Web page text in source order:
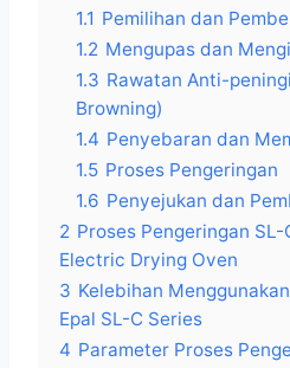
1.1 Pemilihan dan
1.2 Mengupas dan
1.3 Rawatan Anti-
Browning)
1.4 Penyebaran dan
1.5 Proses Pengeringan
1.6 Penyejukan dan
2 Proses Pengeringan SL-
Electric Drying Oven
3 Kelebihan
Epal SL-C Series
4 Parameter Proses